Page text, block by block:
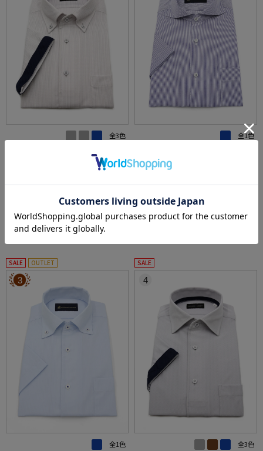
全3色
ハムネット-】半袖ワイシャツワンピースカラ
ーボタンダウン360°ストレッチ吸水速乾チェ
★2点で1,000円OFF／3点で3,00
0円OFF対象
5.0（1）
全1色
クラブ春夏
価格：4,389円
5.0
SALE OUTLET
3
全1色
SALE
4
全3色